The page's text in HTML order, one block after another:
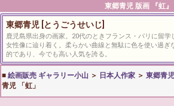
東郷青児 版画 『虹
東郷青児 [とうごうせいじ]
鹿児島県出身の画家。20代のときフランス・パリに留
女性像に辿り着く。柔らかい曲線と無駄に色を使い過
的であり、今でも高い人気を誇る。
■ 絵画販売 ギャラリー小山 ＞ 日本人作家 ＞ 東郷青児
青児 「虹」